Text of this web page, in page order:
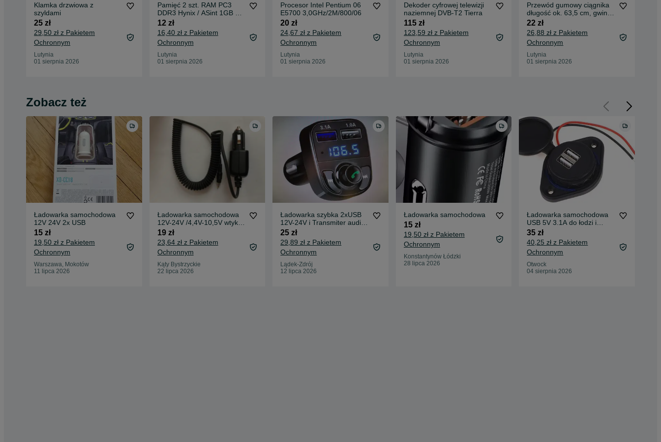
Klamka drzwiowa z
szyldami
25 zł
29,50 zł z Pakietem
Ochronnym
Lutynia
01 sierpnia 2026
Pamięć 2 szt. RAM PC3
DDR3 Hynix / ASint 1GB do
laptopa
12 zł
16,40 zł z Pakietem
Ochronnym
Lutynia
01 sierpnia 2026
Procesor Intel Pentium 06
E5700 3,0GHz/2M/800/06
20 zł
24,67 zł z Pakietem
Ochronnym
Lutynia
01 sierpnia 2026
Dekoder cyfrowej telewizji
naziemnej DVB-T2 Tierra
115 zł
123,59 zł z Pakietem
Ochronnym
Lutynia
01 sierpnia 2026
Przewód gumowy ciągnika
długość ok. 63,5 cm, gwint
M12x1 , wąż
22 zł
26,88 zł z Pakietem
Ochronnym
Lutynia
01 sierpnia 2026
Zobacz też
Ładowarka samochodowa
12V 24V 2x USB
15 zł
19,50 zł z Pakietem
Ochronnym
Warszawa, Mokotów
11 lipca 2026
Ładowarka samochodowa
12V-24V /4,4V-10,5V wtyk fi
2,35 mm
19 zł
23,64 zł z Pakietem
Ochronnym
Kąty Bystrzyckie
22 lipca 2026
Ładowarka szybka 2xUSB
12V-24V i Transmiter audio
Mp3 bluetooth
25 zł
29,89 zł z Pakietem
Ochronnym
Lądek-Zdrój
12 lipca 2026
Ładowarka samochodowa
15 zł
19,50 zł z Pakietem
Ochronnym
Konstantynów Łódzki
28 lipca 2026
Ładowarka samochodowa
USB 5V 3.1A do łodzi i
kampera 12V
35 zł
40,25 zł z Pakietem
Ochronnym
Otwock
04 sierpnia 2026